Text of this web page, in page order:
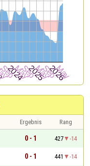
Ergebnis
Rang
0 - 1 427
-14
0 - 1 441
-14